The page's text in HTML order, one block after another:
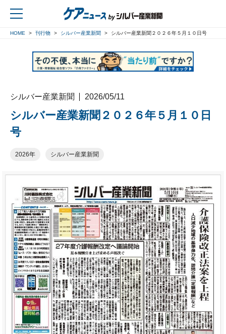
HOME 刊行物 シルバー産業新聞 シルバー産業新聞２０２６年５月１０日号
シルバー産業新聞 2026/05/11
シルバー産業新聞２０２６年５月１０日
号
2026年 シルバー産業新聞